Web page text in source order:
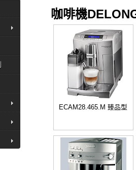
咖啡機
ECAM28.465.M 臻品型